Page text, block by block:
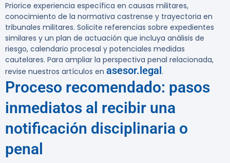
Priorice experiencia específica en causas militares,
conocimiento de la normativa castrense y trayectoria en
tribunales militares. Solicite referencias sobre expedientes
similares y un plan de actuación que incluya análisis de
riesgo, calendario procesal y potenciales medidas
cautelares. Para ampliar la perspectiva penal relacionada,
revise nuestros artículos en asesor.legal.
Proceso recomendado: pasos
inmediatos al recibir una
notificación disciplinaria o
penal